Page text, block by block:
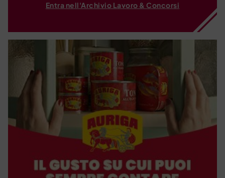
Entra nell'Archivio Lavoro & Concorsi